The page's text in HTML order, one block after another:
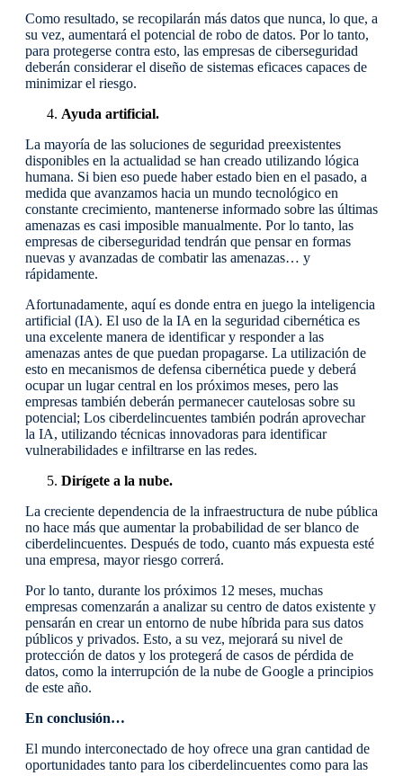
Como resultado, se recopilarán más datos que nunca, lo que, a
su vez, aumentará el potencial de robo de datos. Por lo tanto,
para protegerse contra esto, las empresas de ciberseguridad
deberán considerar el diseño de sistemas eficaces capaces de
minimizar el riesgo.
Ayuda artificial.
La mayoría de las soluciones de seguridad preexistentes
disponibles en la actualidad se han creado utilizando lógica
humana. Si bien eso puede haber estado bien en el pasado, a
medida que avanzamos hacia un mundo tecnológico en
constante crecimiento, mantenerse informado sobre las últimas
amenazas es casi imposible manualmente. Por lo tanto, las
empresas de ciberseguridad tendrán que pensar en formas
nuevas y avanzadas de combatir las amenazas… y
rápidamente.
Afortunadamente, aquí es donde entra en juego la inteligencia
artificial (IA). El uso de la IA en la seguridad cibernética es
una excelente manera de identificar y responder a las
amenazas antes de que puedan propagarse. La utilización de
esto en mecanismos de defensa cibernética puede y deberá
ocupar un lugar central en los próximos meses, pero las
empresas también deberán permanecer cautelosas sobre su
potencial; Los ciberdelincuentes también podrán aprovechar
la IA, utilizando técnicas innovadoras para identificar
vulnerabilidades e infiltrarse en las redes.
Dirígete a la nube.
La creciente dependencia de la infraestructura de nube pública
no hace más que aumentar la probabilidad de ser blanco de
ciberdelincuentes. Después de todo, cuanto más expuesta esté
una empresa, mayor riesgo correrá.
Por lo tanto, durante los próximos 12 meses, muchas
empresas comenzarán a analizar su centro de datos existente y
pensarán en crear un entorno de nube híbrida para sus datos
públicos y privados. Esto, a su vez, mejorará su nivel de
protección de datos y los protegerá de casos de pérdida de
datos, como la interrupción de la nube de Google a principios
de este año.
En conclusión…
El mundo interconectado de hoy ofrece una gran cantidad de
oportunidades tanto para los ciberdelincuentes como para las